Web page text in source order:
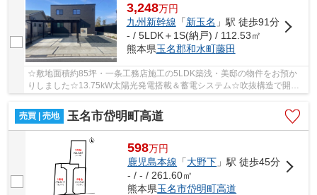
3,248万円
九州新幹線 「新玉名 」駅 徒歩91分
- / 5LDK＋1S(納戸) / 112.53㎡
熊本県玉名郡和水町藤田
☆敷地面積約85坪・一条工務店施工の5LDK築浅・美邸の物件をお預か
りしました☆13.75kW太陽光発電搭載＆蓄電システム☆吹抜構造で開放
売買 | 売地
玉名市岱明町高道
598万円
鹿児島本線 「大野下 」駅 徒歩45分
- / - / 261.60㎡
熊本県玉名市岱明町高道